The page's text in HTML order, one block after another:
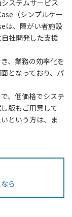
ステムサービス
（シンプルケー
は、障がい者施設
社開発した支援
、業務の効率化を
となっており、パ
、低価格でシステ
版もご用意して
という方は、ま
ら